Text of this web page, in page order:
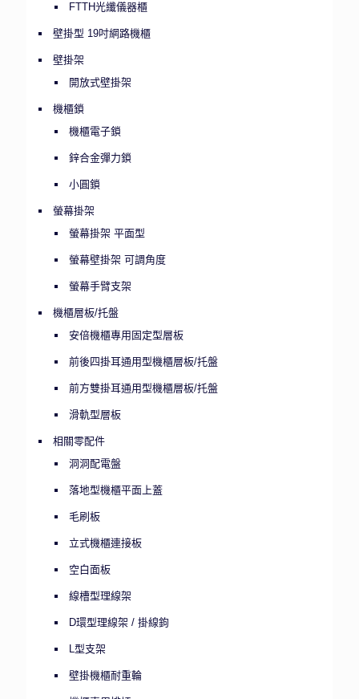
FTTH光纖儀器櫃
壁掛型 19吋網路機櫃
壁掛架
開放式壁掛架
機櫃鎖
機櫃電子鎖
鋅合金彈力鎖
小圓鎖
螢幕掛架
螢幕掛架 平面型
螢幕壁掛架 可調角度
螢幕手臂支架
機櫃層板/托盤
安倍機櫃專用固定型層板
前後四掛耳通用型機櫃層板/托盤
前方雙掛耳通用型機櫃層板/托盤
滑軌型層板
相關零配件
洞洞配電盤
落地型機櫃平面上蓋
毛刷板
立式機櫃連接板
空白面板
線槽型理線架
D環型理線架 / 掛線鉤
L型支架
壁掛機櫃耐重輪